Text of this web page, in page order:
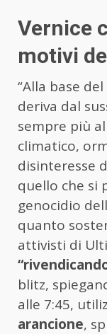
Vernice
motivi
“Alla base
deriva dal
sempre più
climatico,
disinteresse
quello che si
genocidio
quanto
attivisti di
blitz,
alle 7:45,
arancione,